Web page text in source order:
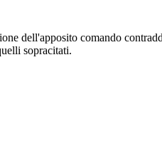
dell'apposito comando
sopracitati.